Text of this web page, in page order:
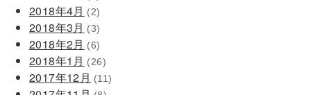
2018年4月 (2)
2018年3月 (3)
2018年2月 (6)
2018年1月 (26)
2017年12月 (11)